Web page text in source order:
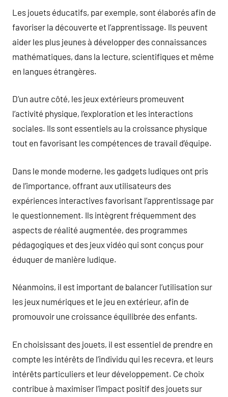
Les jouets éducatifs, par exemple, sont élaborés afin de
favoriser la découverte et l’apprentissage. Ils peuvent
aider les plus jeunes à développer des connaissances
mathématiques, dans la lecture, scientifiques et même
en langues étrangères.
D’un autre côté, les jeux extérieurs promeuvent
l’activité physique, l’exploration et les interactions
sociales. Ils sont essentiels au la croissance physique
tout en favorisant les compétences de travail d’équipe.
Dans le monde moderne, les gadgets ludiques ont pris
de l’importance, offrant aux utilisateurs des
expériences interactives favorisant l’apprentissage par
le questionnement. Ils intègrent fréquemment des
aspects de réalité augmentée, des programmes
pédagogiques et des jeux vidéo qui sont conçus pour
éduquer de manière ludique.
Néanmoins, il est important de balancer l’utilisation sur
les jeux numériques et le jeu en extérieur, afin de
promouvoir une croissance équilibrée des enfants.
En choisissant des jouets, il est essentiel de prendre en
compte les intérêts de l’individu qui les recevra, et leurs
intérêts particuliers et leur développement. Ce choix
contribue à maximiser l’impact positif des jouets sur